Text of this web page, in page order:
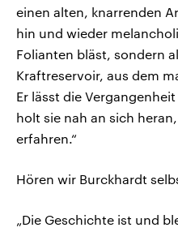
einen alten, knarrenden
hin und wieder
Folianten bläst, sondern
Kraftreservoir, aus dem
Er lässt die
holt sie nah an sich
erfahren.“
Hören wir Burckhardt
„Die Geschichte ist und